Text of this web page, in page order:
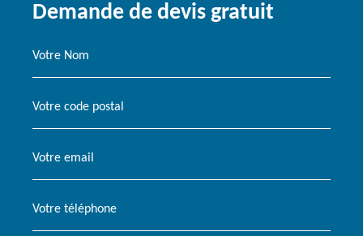
Demande de devis gratuit